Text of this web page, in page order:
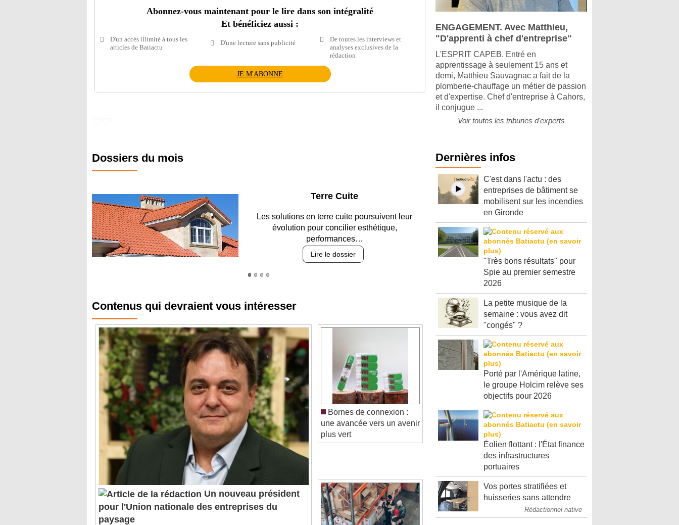
Abonnez-vous maintenant pour le lire dans son intégralité
Et bénéficiez aussi :
D'un accès illimité à tous les
articles de Batiactu
D'une lecture sans publicité
De toutes les interviews et
analyses exclusives de la
rédaction
JE M'ABONNE
Dossiers du mois
Parking et garages
Entre circulation, sécurisation des accès, durabilité
des revêtements et intégration…
Lire le dossier
Un nouveau président
pour l'Union nationale des entreprises du
paysage
CARNET-NOMINATION. A la tête de l'organisation
Bornes de connexion :
une avancée vers un avenir
plus vert
ENGAGEMENT. Avec Matthieu,
"D'apprenti à chef d'entreprise"
L'ESPRIT CAPEB. Entré en
apprentissage à seulement 15 ans et
demi, Matthieu Sauvagnac a fait de la
plomberie-chauffage un métier de passion
et d'expertise. Chef d'entreprise à Cahors,
il conjugue ...
Voir toutes les tribunes d'experts
Dernières infos
C'est dans l'actu : des
entreprises de bâtiment se
mobilisent sur les incendies
en Gironde
"Très bons résultats" pour
Spie au premier semestre
2026
La petite musique de la
semaine : vous avez dit
"congés" ?
Porté par l'Amérique latine,
le groupe Holcim relève ses
objectifs pour 2026
Éolien flottant : l'État finance
des infrastructures
portuaires
Vos portes stratifiées et
huisseries sans attendre
Rédactionnel native